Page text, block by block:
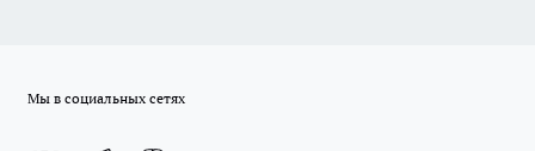
Мы в социальных сетях